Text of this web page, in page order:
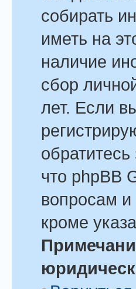
собирать
иметь на
наличие
сбор
лет. Если
что phpBB
вопросам
кроме